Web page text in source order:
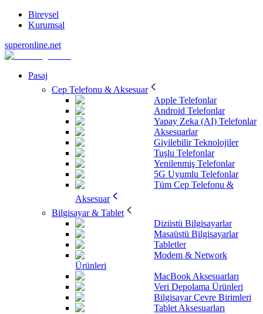
Bireysel
Kurumsal
superonline.net
Pasaj
Cep Telefonu & Aksesuar
Apple Telefonlar
Android Telefonlar
Yapay Zeka (AI) Telefonlar
Aksesuarlar
Giyilebilir Teknolojiler
Tuşlu Telefonlar
Yenilenmiş Telefonlar
5G Uyumlu Telefonlar
Tüm Cep Telefonu &
Aksesuar
Bilgisayar & Tablet
Dizüstü Bilgisayarlar
Masaüstü Bilgisayarlar
Tabletler
Modem & Network
Ürünleri
MacBook Aksesuarları
Veri Depolama Ürünleri
Bilgisayar Çevre Birimleri
Tablet Aksesuarları